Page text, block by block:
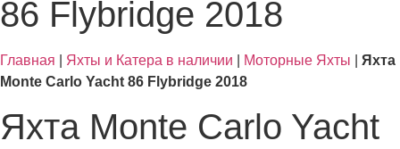
86 Flybridge 2018
Главная Яхты и Катера в наличии Моторные Яхты
Яхта
Monte Carlo Yacht 86 Flybridge 2018
Яхта Monte Carlo Yacht